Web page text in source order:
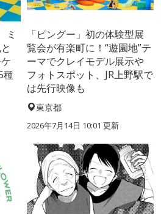
ミ
種
「ピングー」初の体験型展
覧会が有楽町に！“遊園地”テ
ーマでクレイモデル展示や
フォトスポット、JR上野駅で
は先行映像も
東京都
2026年7月14日 10:01 更新